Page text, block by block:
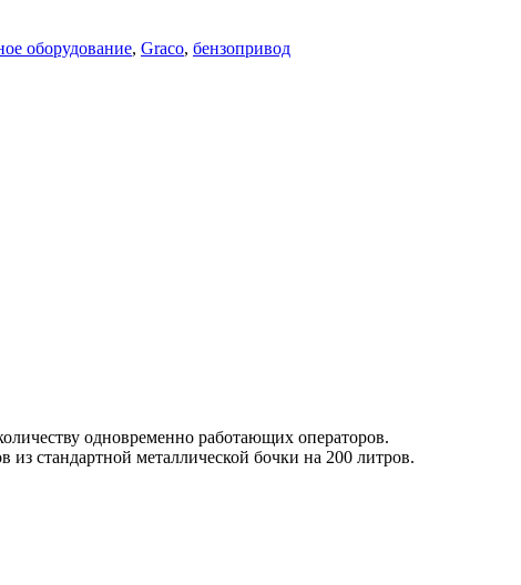
оборудование, Graco, бензопривод
одновременно работающих операторов.
стандартной металлической бочки на 200 литров.